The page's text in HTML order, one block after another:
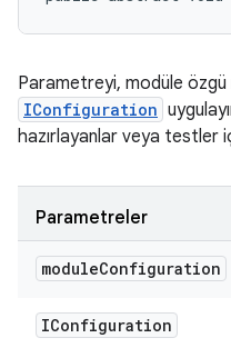
Parametreyi, modüle özgü
IConfiguration
hazırlayanlar veya testler
Parametreler
moduleConfiguration
IConfiguration